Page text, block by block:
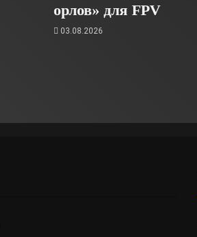
орлов» для FPV
03.08.2026